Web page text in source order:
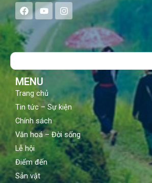
F
a
e
b
o
Y
o
t
u
b
I
n
s
a
g
Search
MENU
Trang chủ
Tin tức – Sự kiện
Chính sách
Văn hoá – Đời sống
Lễ hội
Điểm đến
Sản vật